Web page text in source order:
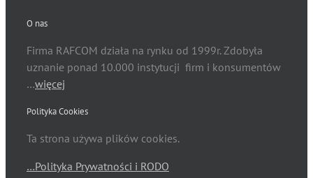
O nas
Firma RAFCOM działa na rynku od 1999r. Zdobyła
uznanie ponad 10.000 instytucji firm i konsumentów
…więcej
Polityka Cookies
Ta strona używa plików cookies.
…Polityka Prywatności i RODO